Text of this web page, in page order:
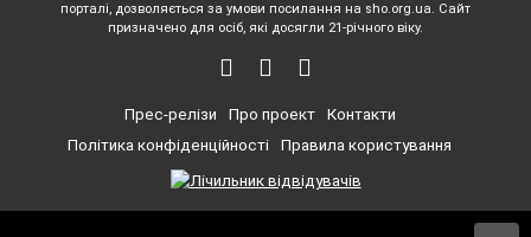
порталі, дозволяється за умови посилання на sho.org.ua. Сайт
призначено для осіб, які досягли 21-річного віку.
Прес-релізи Про проект
Контакти
Політика конфіденційності
Правила користування